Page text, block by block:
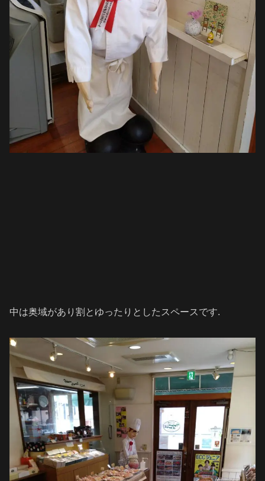
中は奥域があり割とゆったりとしたスペースです.